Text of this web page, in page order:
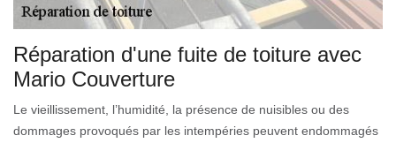
Réparation d'une fuite de toiture avec
Mario Couverture
Le vieillissement, l’humidité, la présence de nuisibles ou des
dommages provoqués par les intempéries peuvent endommagés